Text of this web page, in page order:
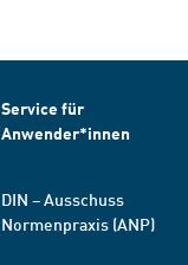
Service für
Anwender*innen
DIN – Ausschuss
Normenpraxis (ANP)